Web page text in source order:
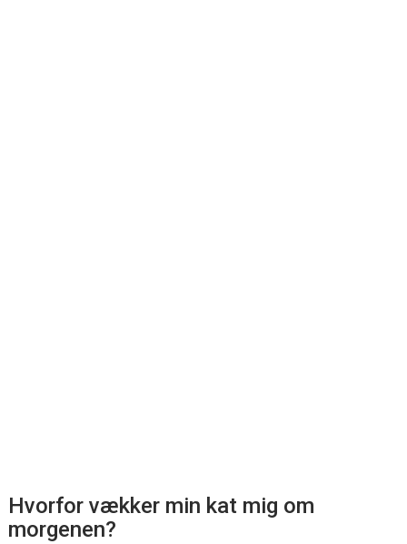
Hvorfor vækker min kat mig om
morgenen?